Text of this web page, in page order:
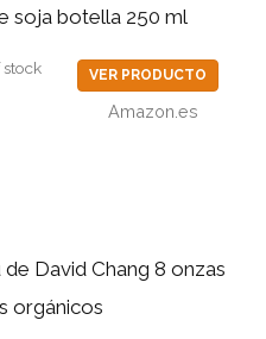
soja botella 250 ml
stock VER PRODUCTO
Amazon.es
David Chang 8 onzas
orgánicos